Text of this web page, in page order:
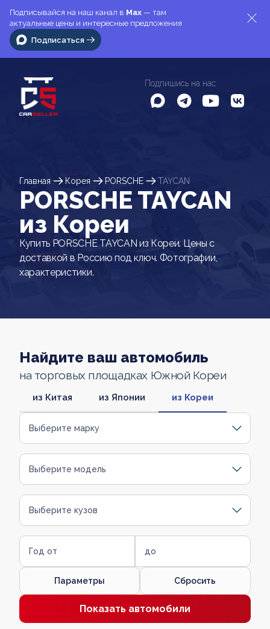
Подписывайся на наш канал в Max — там
актуальные цены и интересные предложения
Подписаться
Подпишись на нас
Главная Корея PORSCHE TAYCAN
PORSCHE TAYCAN
из Кореи
Купить PORSCHE TAYCAN из Кореи. Цены с
доставкой в Россию под ключ. Фотографии,
характеристики.
Найдите ваш автомобиль
на торговых площадках Южной Кореи
из Китая из Японии из Кореи
Выберите марку
Выберите модель
Выберите кузов
Год от до
Параметры Сбросить
Показать автомобили